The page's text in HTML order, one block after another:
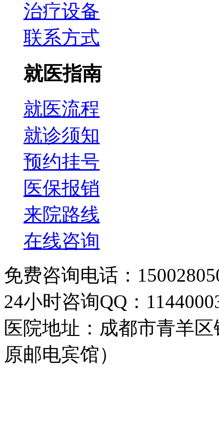
治疗设备
联系方式
就医指南
就医流程
就诊须知
预约挂号
医保报销
来院路线
在线咨询
免费咨询电话：
24小时咨询QQ：
医院地址：成都市青羊
原邮电宾馆）